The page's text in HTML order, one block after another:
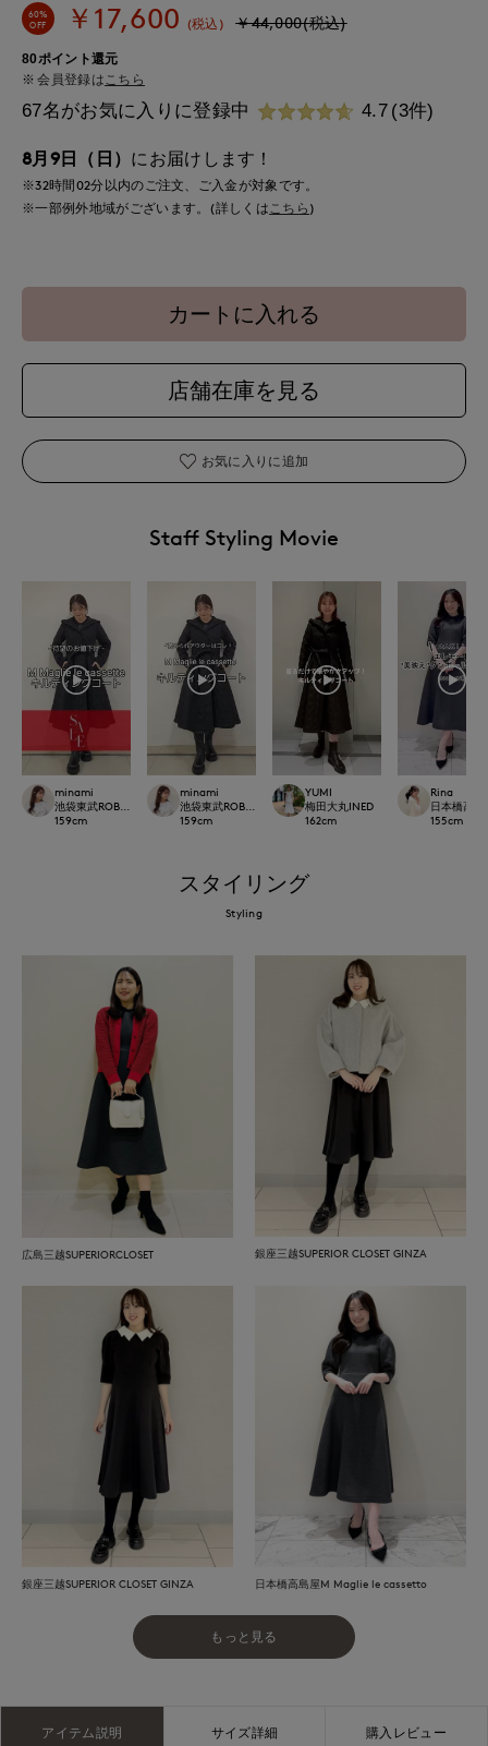
60%
OFF
￥17,600 (税込) ￥44,000(税込)
80ポイント還元
会員登録は こちら
67名がお気に入りに登録中 4.7 (3件)
8月9日（日） にお届けします！
※32時間02分以内のご注文、ご入金が対象です。
※一部例外地域がございます。(詳しくはこちら )
カートに入れる
店舗在庫を見る
お気に入りに追加
Staff Styling Movie
minami
池袋東武ROBE SUPERIOR CLOSET
159cm
minami
池袋東武ROBE SUPERIOR CLOSET
159cm
YUMI
梅田大丸INED
162cm
Rina
日本橋高
155cm
スタイリング
Styling
広島三越SUPERIORCLOSET 銀座三越SUPERIOR CLOSET GINZA
銀座三越SUPERIOR CLOSET GINZA 日本橋高島屋M Maglie le cassetto
もっと見る
アイテム説明 サイズ詳細 購入レビュー